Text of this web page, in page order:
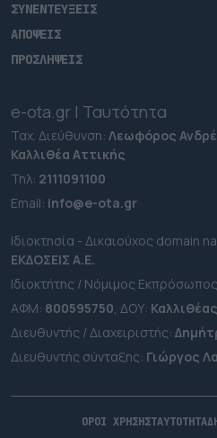
ΣΥΝΕΝΤΕΥΞΕΙΣ
ΑΠΟΨΕΙΣ
ΠΡΟΣΛΗΨΕΙΣ
e-ota.gr | Ταυτότητα
Ταχ. Διεύθυνση: Λεωφόρος
Καλλιθέα Αττικής
Τηλ: 2111091100
Εmail: info@e-ota.gr
Ιδιοκτησία - Δικαιούχος domain
ΕΚΔΟΣΕΙΣ A.E.
Ιδιοκτήτης / Νόμιμος
ΑΦΜ: 800595750, ΔΟΥ: Καλλιθέας
Διευθυντής / Διαχειριστής:
Διευθυντής σύνταξης: Γιώργος
ΟΡΟΙ ΧΡΗΣΗΣΤΑΥΤΟΤΗΤΑ